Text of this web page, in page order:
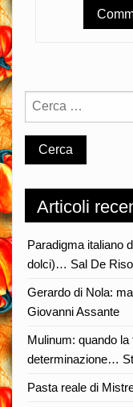
Articoli
Paradigma italiano
dolci)… Sal De Riso
Gerardo di Nola:
Giovanni Assante
Mulinum: quando
determinazione…
Pasta reale di